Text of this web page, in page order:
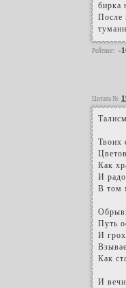
бирка
После
Рейтинг: -
Цитата №
Твоих
Как
И
В том
Путь
И
Как
И